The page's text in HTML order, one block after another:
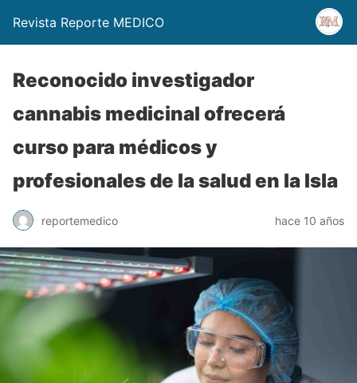
Revista Reporte MEDICO
Reconocido investigador
cannabis medicinal ofrecerá
curso para médicos y
profesionales de la salud en la Isla
reportemedico hace 10 años